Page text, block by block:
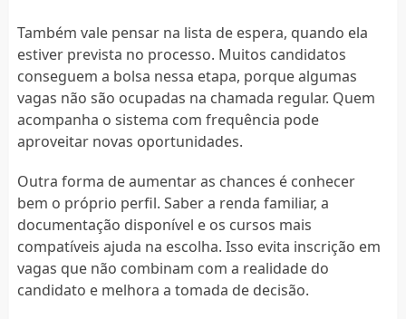
Também vale pensar na lista de espera, quando ela
estiver prevista no processo. Muitos candidatos
conseguem a bolsa nessa etapa, porque algumas
vagas não são ocupadas na chamada regular. Quem
acompanha o sistema com frequência pode
aproveitar novas oportunidades.
Outra forma de aumentar as chances é conhecer
bem o próprio perfil. Saber a renda familiar, a
documentação disponível e os cursos mais
compatíveis ajuda na escolha. Isso evita inscrição em
vagas que não combinam com a realidade do
candidato e melhora a tomada de decisão.